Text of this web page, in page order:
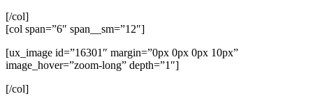
[/col]
[col span=”6″ span__sm=”12″]
[ux_image id=”16301″ margin=”0px 0px 0px 10px”
image_hover=”zoom-long” depth=”1″]
[/col]